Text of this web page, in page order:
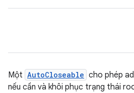
Một AutoCloseable cho phép
nếu cần và khôi phục trạng thái